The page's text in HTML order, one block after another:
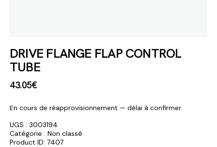
DRIVE FLANGE FLAP CONTROL
TUBE
43.05€
En cours de réapprovisionnement — délai à confirmer.
UGS : 3003194
Catégorie : Non classé
Product ID: 7407